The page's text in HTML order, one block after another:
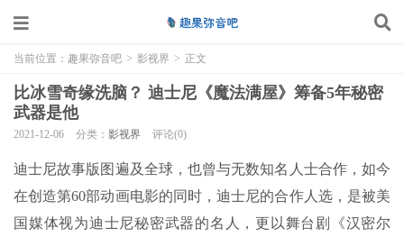
当前位置： 趣果弥音吧 > 影视界 > 正文
比冰雪奇缘洗脑？ 迪士尼《魔法满屋》筹备5年秘密
武器是他
2021-12-06 分类： 影视界 评论(0)
迪士尼故事版图遍及全球，也曾与无数知名人士合作，如今
在创造第60部动画电影的同时，迪士尼的合作人选，是被美
国媒体视为迪士尼秘密武器的名人，更以舞台剧《汉密尔